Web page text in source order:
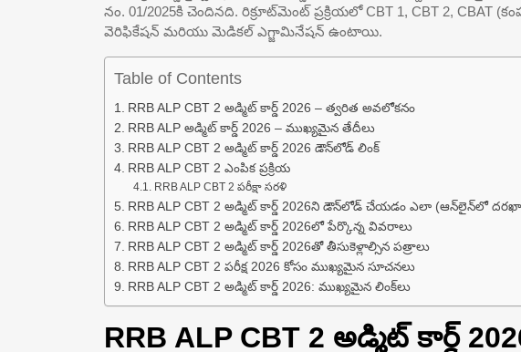
నం. 01/2025కి చెందినది. రిక్రూట్‌మెంట్ ప్రక్రియలో CBT 1, CBT 2, CBAT
వెరిఫికేషన్ మరియు మెడికల్ ఎగ్జామినేషన్ ఉంటాయి.
Table of Contents
RRB ALP CBT 2 అడ్మిట్ కార్డ్ 2026 – త్వరిత అవలోకనం
RRB ALP అడ్మిట్ కార్డ్ 2026 – ముఖ్యమైన తేదీలు
RRB ALP CBT 2 అడ్మిట్ కార్డ్ 2026 డౌన్‌లోడ్ లింక్
RRB ALP CBT 2 ఎంపిక ప్రక్రియ
RRB ALP CBT 2 పరీక్షా సరళి
RRB ALP CBT 2 అడ్మిట్ కార్డ్ 2026ని డౌన్‌లోడ్ చేయడం ఎలా (ఆన్‌లైన్‌లో
RRB ALP CBT 2 అడ్మిట్ కార్డ్ 2026లో పేర్కొన్న వివరాలు
RRB ALP CBT 2 అడ్మిట్ కార్డ్ 2026తో తీసుకెళ్లాల్సిన పత్రాలు
RRB ALP CBT 2 పరీక్ష 2026 కోసం ముఖ్యమైన సూచనలు
RRB ALP CBT 2 అడ్మిట్ కార్డ్ 2026: ముఖ్యమైన లింక్‌లు
RRB ALP CBT 2 అడ్మిట్ కార్డ్